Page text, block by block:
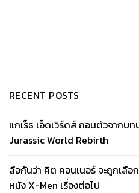
RECENT POSTS
แกเร็ธ เอ็ดเวิร์ดส์ ถอนตัวจากบ
Jurassic World Rebirth
ลือกันว่า คิต คอนเนอร์ จะถูกเลือ
หนัง X-Men เรื่องต่อไป